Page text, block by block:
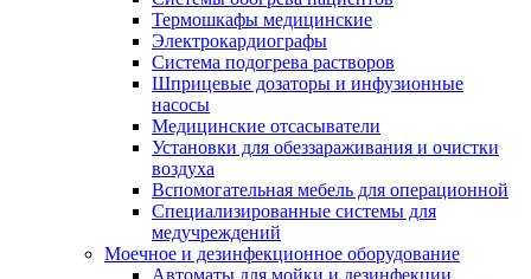
Термошкафы медицинские
Электрокардиографы
Cистема подогрева растворов
Шприцевые дозаторы и инфузионные
насосы
Медицинские отсасыватели
Установки для обеззараживания и очистки
воздуха
Вспомогательная мебель для операционной
Специализированные системы для
медучреждений
Моечное и дезинфекционное оборудование
Автоматы для мойки и дезинфекции